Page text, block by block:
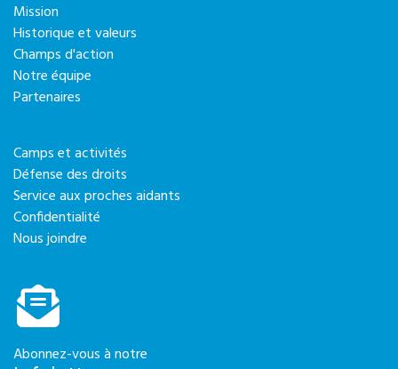
Mission
Historique et valeurs
Champs d'action
Notre équipe
Partenaires
Camps et activités
Défense des droits
Service aux proches aidants
Confidentialité
Nous joindre
Abonnez-vous à notre